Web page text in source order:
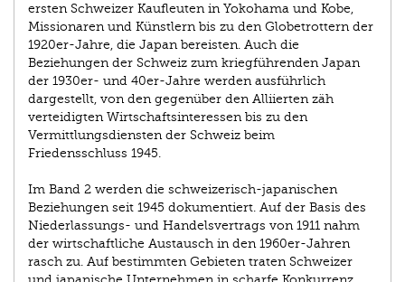
ersten Schweizer Kaufleuten in Yokohama und Kobe,
Missionaren und Künstlern bis zu den Globetrottern der
1920er-Jahre, die Japan bereisten. Auch die
Beziehungen der Schweiz zum kriegführenden Japan
der 1930er- und 40er-Jahre werden ausführlich
dargestellt, von den gegenüber den Alliierten zäh
verteidigten Wirtschaftsinteressen bis zu den
Vermittlungsdiensten der Schweiz beim
Friedensschluss 1945.
Im Band 2 werden die schweizerisch-japanischen
Beziehungen seit 1945 dokumentiert. Auf der Basis des
Niederlassungs- und Handelsvertrags von 1911 nahm
der wirtschaftliche Austausch in den 1960er-Jahren
rasch zu. Auf bestimmten Gebieten traten Schweizer